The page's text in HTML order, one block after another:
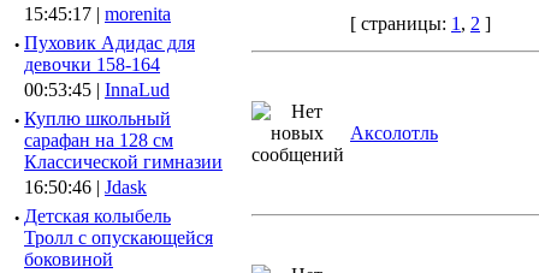
15:45:17 | morenita
· Пуховик Адидас для
девочки 158-164
00:53:45 | InnaLud
· Куплю школьный
сарафан на 128 см
Классической гимназии
16:50:46 | Jdask
· Детская колыбель
Тролл с опускающейся
боковиной
[ страницы: 1 , 2 ]
Аксолотль